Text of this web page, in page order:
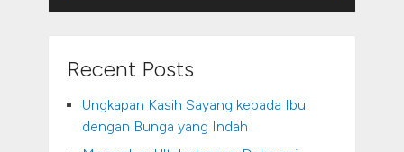
Recent Posts
Ungkapan Kasih Sayang kepada Ibu
dengan Bunga yang Indah